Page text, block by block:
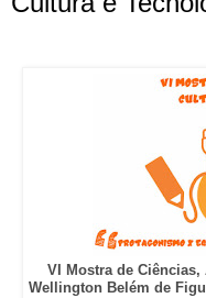
VI Mostra de Ciências,
Wellington Belém de